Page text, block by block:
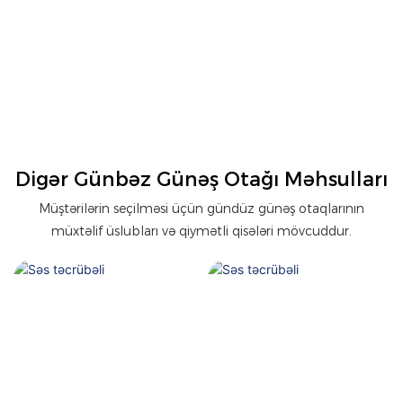
Digər Günbəz Günəş Otağı Məhsulları
Müştərilərin seçilməsi üçün gündüz günəş otaqlarının
müxtəlif üslubları və qiymətli qisələri mövcuddur.